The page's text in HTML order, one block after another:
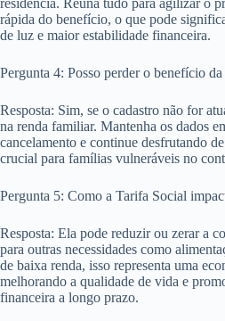
rápida do benefício, o que pode
de luz e maior estabilidade financeira.
Pergunta 4: Posso perder o benefício
Resposta: Sim, se o cadastro não for
na renda familiar. Mantenha os dados
cancelamento e continue desfrutando
crucial para famílias vulneráveis no
Pergunta 5: Como a Tarifa Social
Resposta: Ela pode reduzir ou zerar a
para outras necessidades como
de baixa renda, isso representa uma
melhorando a qualidade de vida e
financeira a longo prazo.